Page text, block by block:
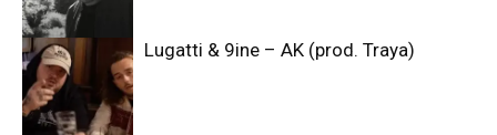
Lugatti & 9ine – AK (prod. Traya)